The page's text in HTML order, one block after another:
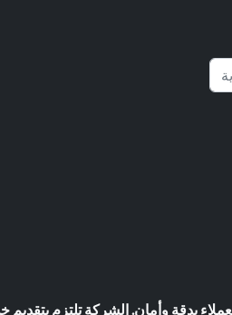
بدقة وأمان. الشركة تلتزم بتقديم